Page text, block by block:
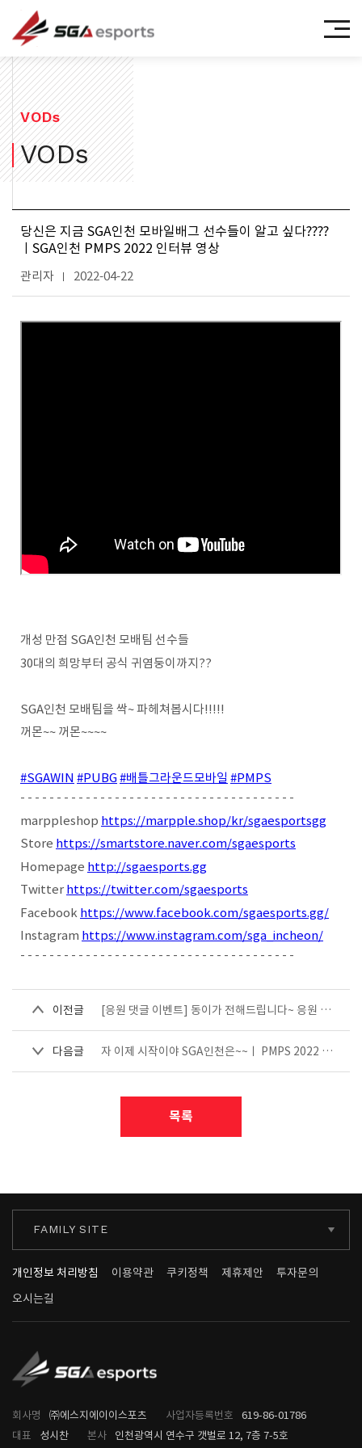
㈜에스지에이이스포츠
VODs
VODs
당신은 지금 SGA인천 모바일배그 선수들이 알고 싶다????
ㅣSGA인천 PMPS 2022 인터뷰 영상
관리자 2022-04-22
개성 만점 SGA인천 모배팀 선수들
30대의 희망부터 공식 귀염둥이까지??
SGA인천 모배팀을 싹~ 파헤쳐봅시다!!!!!
꺼몬~~ 꺼몬~~~~
#SGAWIN #PUBG#배틀그라운드모바일 #PMPS
- - - - - - - - - - - - - - - - - - - - - - - - - - - - - - - - - - - - - -
marppleshop https://marpple.shop/kr/sgaesportsgg
Store https://smartstore.naver.com/sgaesports
Homepage http://sgaesports.gg
Twitter https://twitter.com/sgaesports
Facebook https://www.facebook.com/sgaesports.gg/
Instagram https://www.instagram.com/sga_incheon/
- - - - - - - - - - - - - - - - - - - - - - - - - - - - - - - - - - - - - -
이전글 [응원 댓글 이벤트] 동이가 전해드립니다~ 응원 댓글 이벤트 당첨자 발표!!
다음글 자 이제 시작이야 SGA인천은~~ㅣ PMPS 2022 시즌 1 1주 차
목록
FAMILY SITE
개인정보 처리방침 이용약관 쿠키정책 제휴제안
투자문의
오시는길
회사명 ㈜에스지에이이스포츠 사업자등록번호
619-86-01786
대표
성시찬 본사 인천광역시 연수구 갯벌로 12, 7층 7-5호